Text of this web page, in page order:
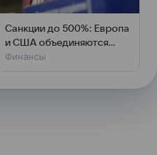
Санкции до 500%: Европа
и США объединяются
против России
Финансы